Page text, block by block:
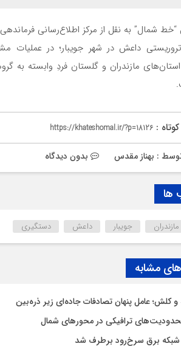
“خط شمال” به نقل از مرکز اطلاع‌رسانی
داعش در شهر جویبار؛ در عملیات
مازندران و گلستان فردِ وابسته به
:
https://khateshomal.ir/?p=18126
: بهناز مقدس بدون دیدگاه
ها
جویبار داعش دستگیری
مشابه
و کلش؛ عامل پنهان تصادفات جاده‌ای زیر ذره‌بین
ترافیکی در محورهای شمال
شبکه برق سرخ‌رود برطرف شد